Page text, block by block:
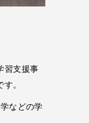
習支援事
。
などの学